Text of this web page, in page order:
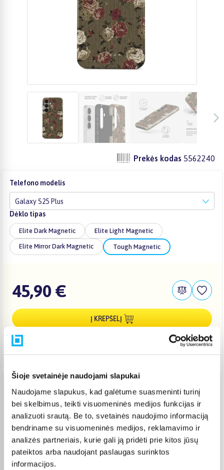
Šioje svetainėje naudojami slapukai
Naudojame slapukus, kad galėtume suasmeninti turinį
bei skelbimus, teikti visuomeninės medijos funkcijas ir
analizuoti srautą. Be to, svetainės naudojimo informaciją
bendriname su visuomeninės medijos, reklamavimo ir
analizės partneriais, kurie gali ją pridėti prie kitos jūsų
pateiktos arba naudojant paslaugas surinktos
informacijos.
Prekės kodas 5562240
Telefono modelis
Galaxy S25 Plus
Dėklo tipas
Elite Dark Magnetic Elite Light Magnetic
Elite Mirror Dark Magnetic Tough Magnetic
45,90 €
Į KREPŠELĮ
Pristatymas Lietuvoje: 3-6 d.d.
Venipak paštomatas ( 2,39 €)
Pristato ir šeštadienį
Rugpjūtis 11d. - Rugpjūtis 14d.
Venipak kurjeris (2,99 €)
Rugpjūtis 12d. - Rugpjūtis 17d.
Omniva paštomatas (2,29 €)
Pristato ir šeštadienį